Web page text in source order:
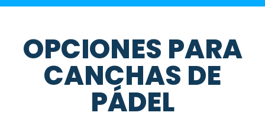
OPCIONES PARA
CANCHAS DE
PÁDEL